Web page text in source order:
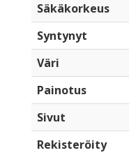
Säkäkorkeus
Syntynyt
Väri
Painotus
Sivut
Rekisteröity